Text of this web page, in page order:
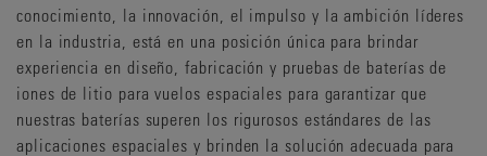
conocimiento, la innovación, el impulso y la ambición líderes
en la industria, está en una posición única para brindar
experiencia en diseño, fabricación y pruebas de baterías de
iones de litio para vuelos espaciales para garantizar que
nuestras baterías superen los rigurosos estándares de las
aplicaciones espaciales y brinden la solución adecuada para